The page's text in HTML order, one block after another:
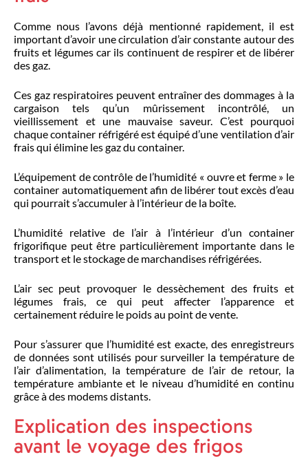
Comme nous l’avons déjà mentionné rapidement, il est
important d’avoir une circulation d’air constante autour des
fruits et légumes car ils continuent de respirer et de libérer
des gaz.
Ces gaz respiratoires peuvent entraîner des dommages à la
cargaison tels qu’un mûrissement incontrôlé, un
vieillissement et une mauvaise saveur. C’est pourquoi
chaque container réfrigéré est équipé d’une ventilation d’air
frais qui élimine les gaz du container.
L’équipement de contrôle de l’humidité « ouvre et ferme » le
container automatiquement afin de libérer tout excès d’eau
qui pourrait s’accumuler à l’intérieur de la boîte.
L’humidité relative de l’air à l’intérieur d’un container
frigorifique peut être particulièrement importante dans le
transport et le stockage de marchandises réfrigérées.
L’air sec peut provoquer le dessèchement des fruits et
légumes frais, ce qui peut affecter l’apparence et
certainement réduire le poids au point de vente.
Pour s’assurer que l’humidité est exacte, des enregistreurs
de données sont utilisés pour surveiller la température de
l’air d’alimentation, la température de l’air de retour, la
température ambiante et le niveau d’humidité en continu
grâce à des modems distants.
Explication des inspections
avant le voyage des frigos